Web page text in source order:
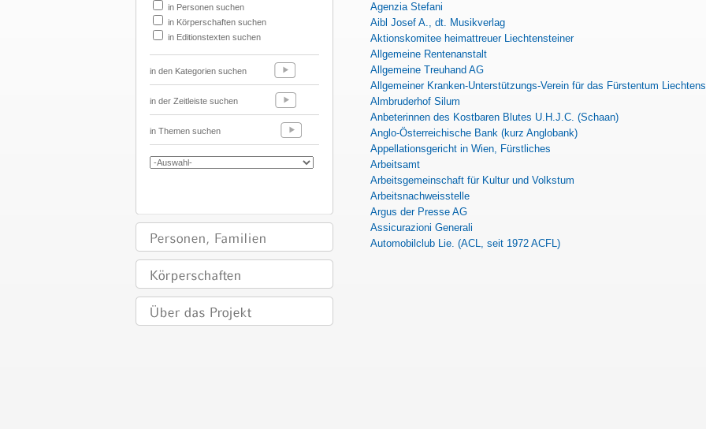
in Personen suchen
in Körperschaften suchen
in Editionstexten suchen
in den Kategorien suchen
in der Zeitleiste suchen
in Themen suchen
Agenzia Stefani
Aibl Josef A., dt. Musikverlag
Aktionskomitee heimattreuer Liechtensteiner
Allgemeine Rentenanstalt
Allgemeine Treuhand AG
Allgemeiner Kranken-Unterstützungs-Verein für das Fürstentum
Almbruderhof Silum
Anbeterinnen des Kostbaren Blutes U.H.J.C. (Schaan)
Anglo-Österreichische Bank (kurz Anglobank)
Appellationsgericht in Wien, Fürstliches
Arbeitsamt
Arbeitsgemeinschaft für Kultur und Volkstum
Arbeitsnachweisstelle
Argus der Presse AG
Assicurazioni Generali
Automobilclub Lie. (ACL, seit 1972 ACFL)